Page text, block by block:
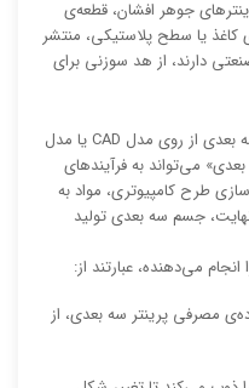
جوهر افشان، قطعه‌ی
یا سطح پلاستیکی، منتشر
دارند، از هد سوزنی برای
چاپ سه بعدی به معنای ساخت یک شیء سه بعدی از روی مدل CAD یا مدل
می‌تواند به فرآیندهای
طرح کامپیوتری، مواد به
جسم سه بعدی تولید
می‌دهنده، عبارتند از:
مصرفی پرینتر سه بعدی، از